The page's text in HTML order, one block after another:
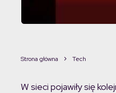
Strona główna Tech
W sieci pojawiły się